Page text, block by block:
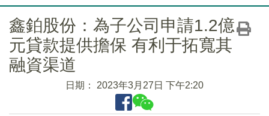
鑫鉑股份：為子公司申請1.2億
元貸款提供擔保 有利于拓寬其
融資渠道
日期： 2023年3月27日 下午2:20